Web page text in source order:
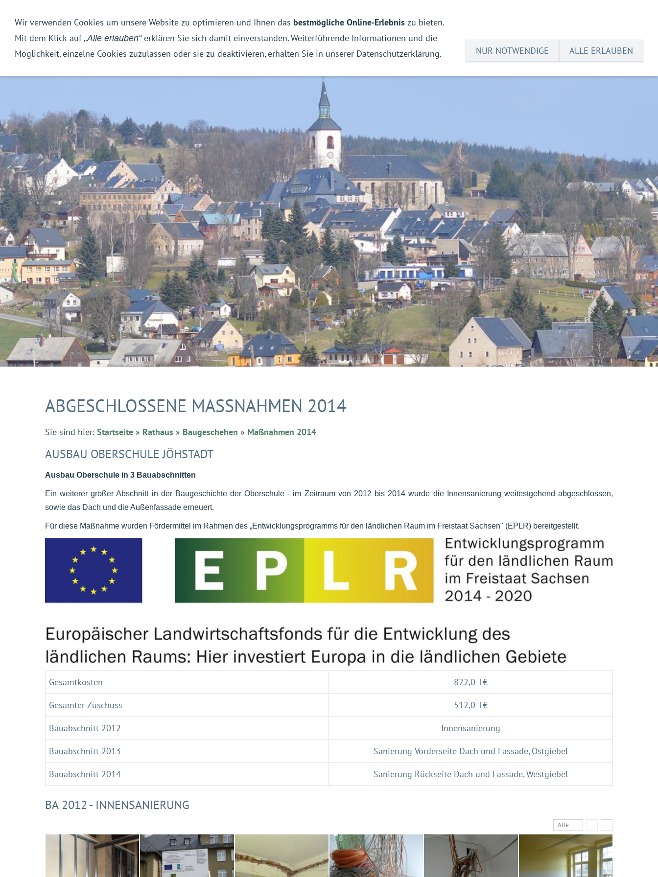
Tourismus Wirtschaft Rathaus Wir in Jöhstadt Kontakt Suche
ABGESCHLOSSENE MASSNAHMEN 2014
Sie sind hier: Startseite » Rathaus » Baugeschehen » Maßnahmen 2014
AUSBAU OBERSCHULE JÖHSTADT
Ausbau Oberschule in 3 Bauabschnitten
Ein weiterer großer Abschnitt in der Baugeschichte der Oberschule - im Zeitraum von 2012 bis 2014 wurde die Innensanierung weitestgehend abgeschlossen,
sowie das Dach und die Außenfassade erneuert.
Für diese Maßnahme wurden Fördermittel im Rahmen des „Entwicklungsprogramms für den ländlichen Raum im Freistaat Sachsen" (EPLR) bereitgestellt.
Gesamtkosten 822,0 T€
Gesamter Zuschuss 512,0 T€
Bauabschnitt 2012 Innensanierung
Bauabschnitt 2013 Sanierung Vorderseite Dach und Fassade, Ostgiebel
Bauabschnitt 2014 Sanierung Rückseite Dach und Fassade, Westgiebel
BA 2012 - INNENSANIERUNG
Alle
Wir verwenden Cookies um unsere Website zu optimieren und Ihnen das bestmögliche Online-Erlebnis zu bieten.
Mit dem Klick auf „Alle erlauben“erklären Sie sich damit einverstanden. Weiterführende Informationen und die
Möglichkeit, einzelne Cookies zuzulassen oder sie zu deaktivieren, erhalten Sie in unserer Datenschutzerklärung.
NUR NOTWENDIGE ALLE ERLAUBEN